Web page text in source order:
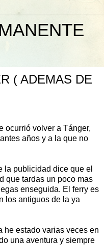
( ADEMAS DE
ocurrió volver a Tánger,
años y a la que no
la publicidad dice que el
que tardas un poco mas
enseguida. El ferry es
los antiguos de la ya
he estado varias veces en
una aventura y siempre